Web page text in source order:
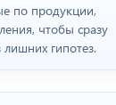
по продукции,
чтобы сразу
гипотез.